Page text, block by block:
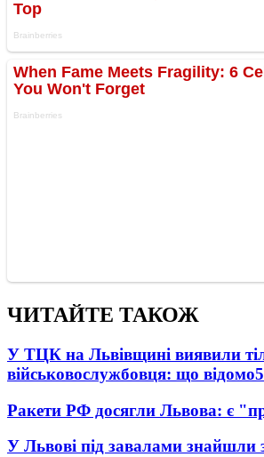
ЧИТАЙТЕ ТАКОЖ
У ТЦК на Львівщині виявили
військовослужбовця: що відомо
Ракети РФ досягли Львова: є
У Львові під завалами знайшли